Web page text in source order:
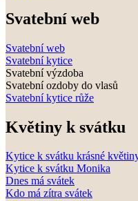
Svatební web
Svatební web
Svatební kytice
Svatební výzdoba
Svatební ozdoby do vlasů
Svatební kytice růže
Květiny k svátku
Kytice k svátku krásné
Kytice k svátku Monika
Dnes má svátek
Kdo má zítra svátek